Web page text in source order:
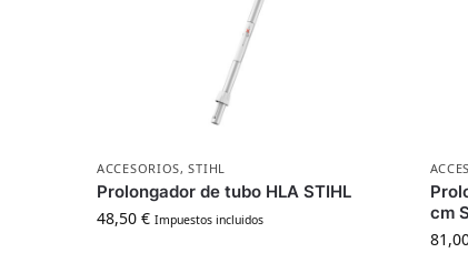
ACCESORIOS,STIHL
Prolongador de tubo HLA STIHL
48,50€ Impuestos incluidos
cm